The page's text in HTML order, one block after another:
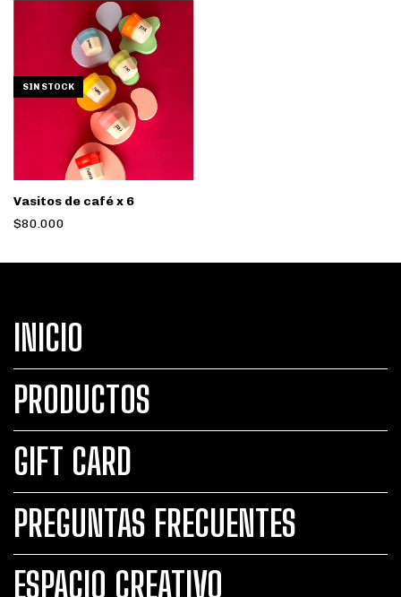
SIN STOCK
Vasitos de café x 6
$80.000
INICIO
PRODUCTOS
GIFT CARD
PREGUNTAS FRECUENTES
ESPACIO CREATIVO